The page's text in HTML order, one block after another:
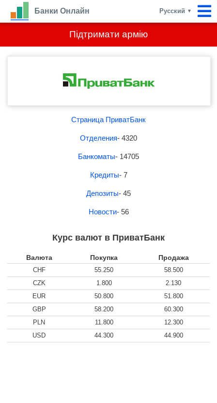
Підтримати армію
Банки Онлайн Русский ▼
Страница ПриватБанк
Отделения- 4320
Банкоматы- 14705
Кредиты- 7
Депозиты- 45
Новости- 56
Курс валют в ПриватБанк
Валюта Покупка Продажа
CHF 55.250
58.500
CZK
1.800
2.130
EUR
50.800
51.800
GBP
58.200
60.300
PLN
11.800
12.300
USD
44.300 44.900